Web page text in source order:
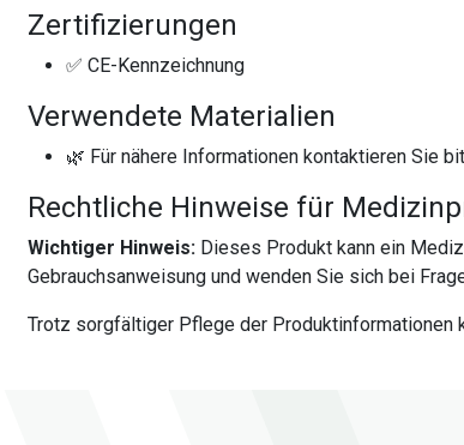
Zertifizierungen
✅ CE-Kennzeichnung
Verwendete Materialien
🌿 Für nähere Informationen kontaktieren Sie
Rechtliche Hinweise für
Wichtiger Hinweis: Dieses Produkt kann ein
Gebrauchsanweisung und wenden Sie sich bei
Trotz sorgfältiger Pflege der Produktinformationen